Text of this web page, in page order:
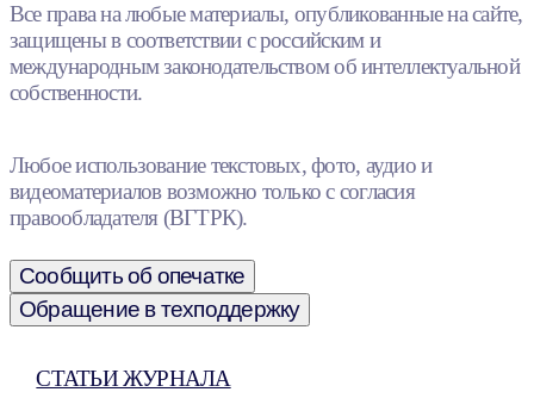
Все права на любые материалы, опубликованные на сайте,
защищены в соответствии с российским и
международным законодательством об интеллектуальной
собственности.
Любое использование текстовых, фото, аудио и
видеоматериалов возможно только с согласия
правообладателя (ВГТРК).
Сообщить об опечатке
Обращение в техподдержку
СТАТЬИ ЖУРНАЛА